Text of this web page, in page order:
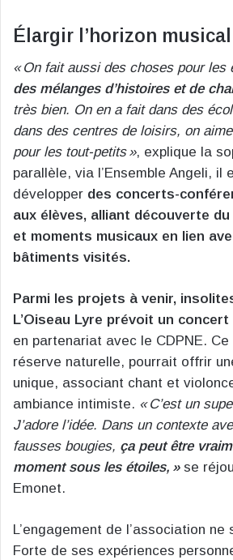
Élargir l’horizon musical
« On fait aussi des choses pour les
des mélanges d’histoires et de
très bien. On en a fait dans des
dans des centres de loisirs, on
pour les tout-petits », explique la
parallèle, via l’Ensemble Angeli, il
développer des concerts-
aux élèves, alliant découverte
et moments musicaux en lien
bâtiments visités.
Parmi les projets à venir,
L’Oiseau Lyre prévoit un concert
en partenariat avec le CDPNE.
réserve naturelle, pourrait offrir
unique, associant chant et
ambiance intimiste. « C’est un
J’adore l’idée. Dans un contexte
fausses bougies, ça peut être
moment sous les étoiles, »se
Emonet.
L’engagement de l’association ne
Forte de ses expériences